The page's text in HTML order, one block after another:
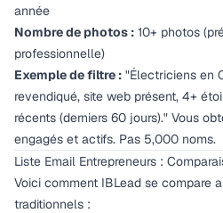
année
Nombre de photos : 10+ photos
professionnelle)
Exemple de filtre : "Électriciens en
revendiqué, site web présent, 4+
récents (derniers 60 jours)." Vous
engagés et actifs. Pas 5,000 noms.
Liste Email Entrepreneurs :
Voici comment IBLead se compare
traditionnels :